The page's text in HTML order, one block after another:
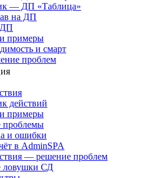
— ДП «Таблица»
на ДП
ДП
примеры
и смарт
проблем
действий
примеры
проблемы
и ошибки
в AdminSPA
— решение проблем
ловушки СД